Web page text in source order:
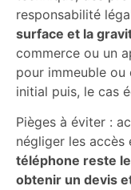
responsabilité
surface et la
commerce ou un
pour immeuble
initial puis, le cas
Pièges à éviter :
négliger les
téléphone reste
obtenir un devis